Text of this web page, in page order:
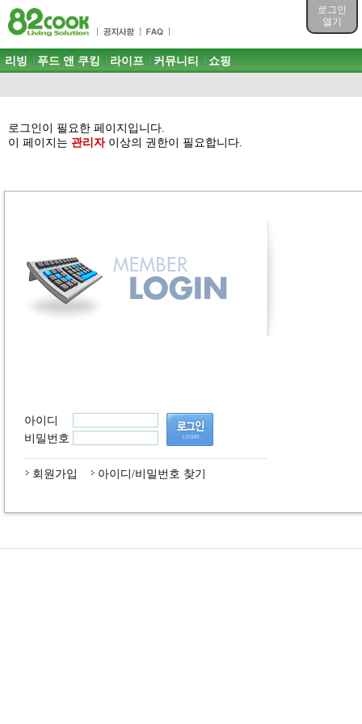
로그인
열기
목차
주메뉴 바로가기
컨텐츠 바로가기
검색 바로가기
로그인 바로가기
주메뉴
리빙 푸드 앤 쿠킹 라이프 커뮤니티 쇼핑
로그인이 필요한 페이지입니다.
이 페이지는 관리자이상의 권한이 필요합니다.
아이디
비밀번호
회원가입 아이디/비밀번호 찾기